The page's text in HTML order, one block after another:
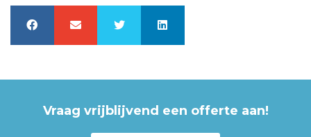
Vraag vrijblijvend een offerte aan!